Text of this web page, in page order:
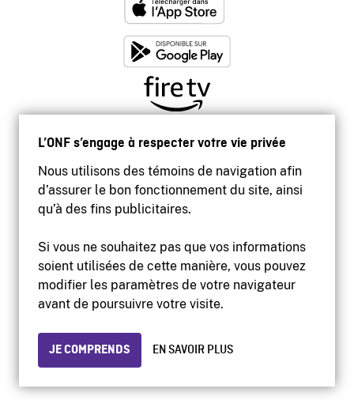
L’ONF s’engage à respecter votre vie privée
Nous utilisons des témoins de navigation afin
d’assurer le bon fonctionnement du site, ainsi
qu’à des fins publicitaires.
Si vous ne souhaitez pas que vos informations
soient utilisées de cette manière, vous pouvez
modifier les paramètres de votre navigateur
avant de poursuivre votre visite.
JE COMPRENDS EN SAVOIR PLUS
Accessibilité
Site institutionnel
Protection des renseignements personnels
© 2026 Office national du film du Canada